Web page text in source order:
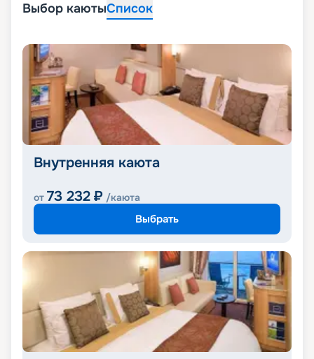
Выбор каютыСписок
Внутренняя каюта
от 73 232 ₽ /каюта
Выбрать